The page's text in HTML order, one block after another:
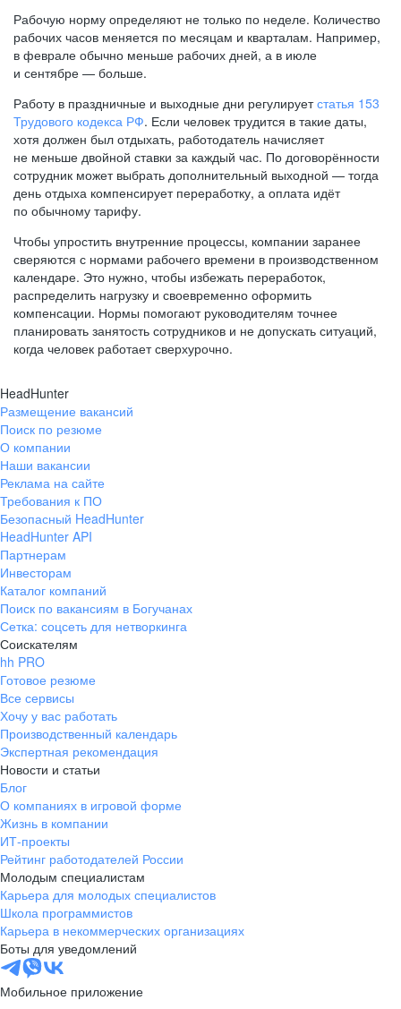
Рабочую норму определяют не только по неделе. Количество
рабочих часов меняется по месяцам и кварталам. Например,
в феврале обычно меньше рабочих дней, а в июле
и сентябре — больше.
Работу в праздничные и выходные дни регулируетстатья 153
Трудового кодекса РФ. Если человек трудится в такие даты,
хотя должен был отдыхать, работодатель начисляет
не меньше двойной ставки за каждый час. По договорённости
сотрудник может выбрать дополнительный выходной — тогда
день отдыха компенсирует переработку, а оплата идёт
по обычному тарифу.
Чтобы упростить внутренние процессы, компании заранее
сверяются с нормами рабочего времени в производственном
календаре. Это нужно, чтобы избежать переработок,
распределить нагрузку и своевременно оформить
компенсации. Нормы помогают руководителям точнее
планировать занятость сотрудников и не допускать ситуаций,
когда человек работает сверхурочно.
HeadHunter
Размещение вакансий
Поиск по резюме
О компании
Наши вакансии
Реклама на сайте
Требования к ПО
Безопасный HeadHunter
HeadHunter API
Партнерам
Инвесторам
Каталог компаний
Поиск по вакансиям в Богучанах
Сетка: соцсеть для нетворкинга
Соискателям
hh PRO
Готовое резюме
Все сервисы
Хочу у вас работать
Производственный календарь
Экспертная рекомендация
Новости и статьи
Блог
О компаниях в игровой форме
Жизнь в компании
ИТ-проекты
Рейтинг работодателей России
Молодым специалистам
Карьера для молодых специалистов
Школа программистов
Карьера в некоммерческих организациях
Боты для уведомлений
Мобильное приложение